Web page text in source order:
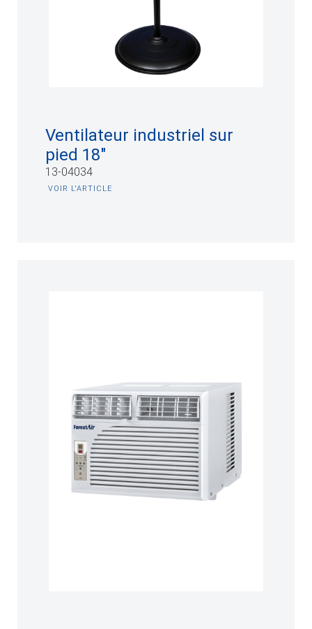
Ventilateur industriel sur
pied 18"
13-04034
VOIR L'ARTICLE